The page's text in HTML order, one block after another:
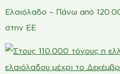
Ελαιόλαδο – Πάνω από
στην ΕΕ